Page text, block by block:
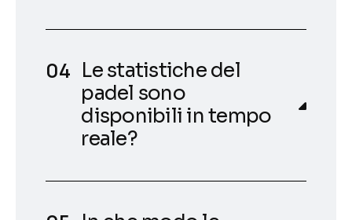
Le statistiche del
padel sono
disponibili in tempo
reale?